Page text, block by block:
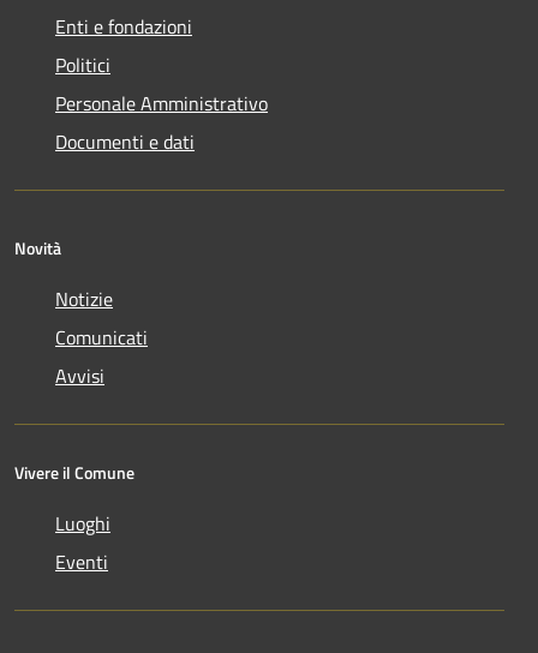
Enti e fondazioni
Politici
Personale Amministrativo
Documenti e dati
Novità
Notizie
Comunicati
Avvisi
Vivere il Comune
Luoghi
Eventi